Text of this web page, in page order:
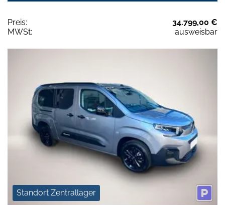
Preis:
34.799,00 €
MWSt:
ausweisbar
Standort Zentrallager